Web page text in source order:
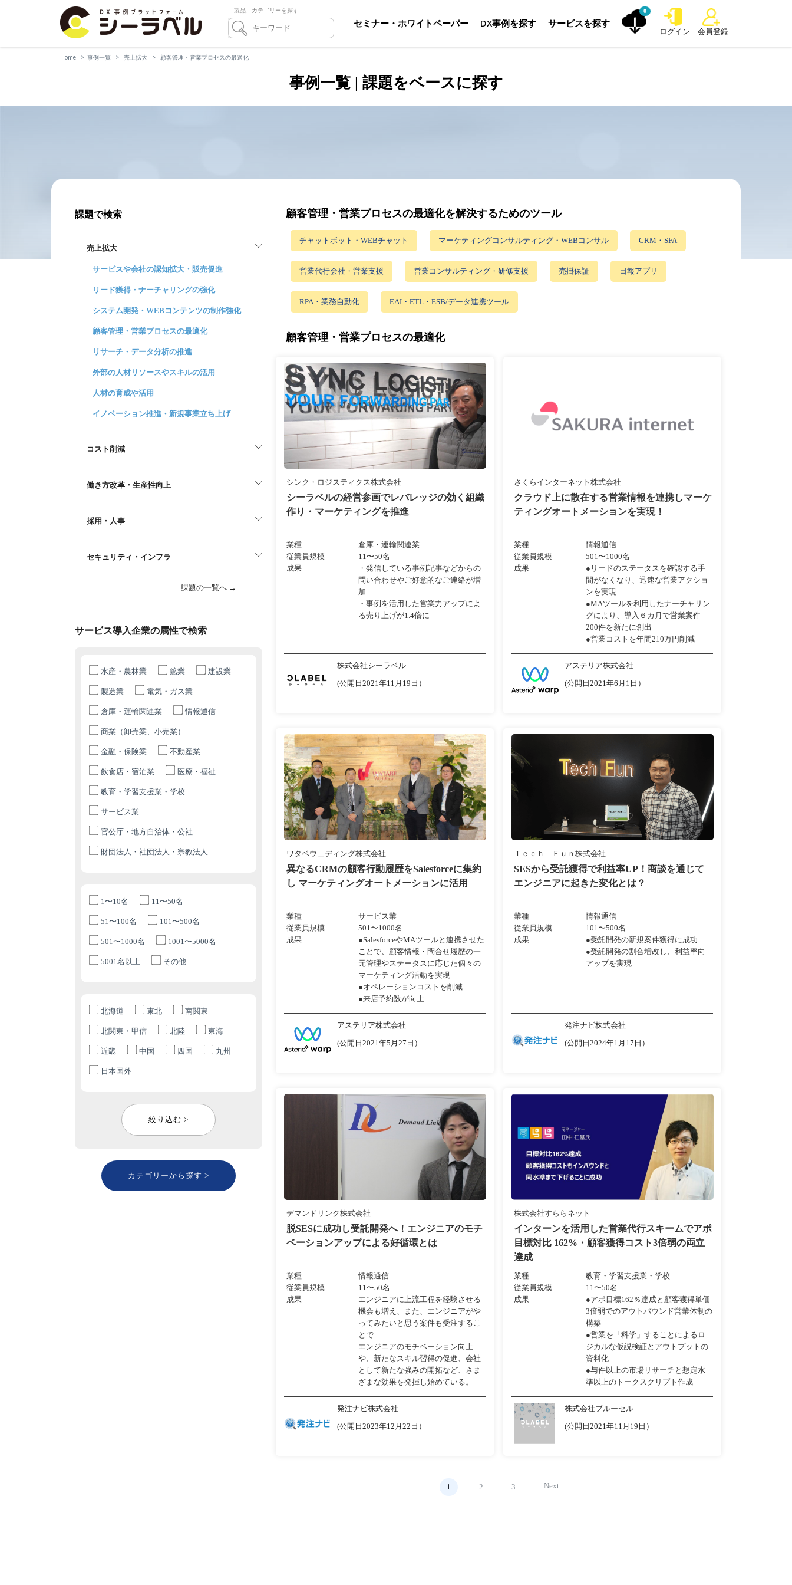
製品、カテゴリーを探す
セミナー・ホワイトペーパー DX事例を探す サービスを探す
0
ログイン 会員登録
Home 事例一覧 売上拡大 顧客管理・営業プロセスの最適化
事例一覧 | 課題をベースに探す
課題で検索
売上拡大
サービスや会社の認知拡大・販売促進
リード獲得・ナーチャリングの強化
システム開発・WEBコンテンツの制作強化
顧客管理・営業プロセスの最適化
リサーチ・データ分析の推進
外部の人材リソースやスキルの活用
人材の育成や活用
イノベーション推進・新規事業立ち上げ
コスト削減
働き方改革・生産性向上
採用・人事
セキュリティ・インフラ
課題の一覧へ →
サービス導入企業の属性で検索
水産・農林業 鉱業 建設業
製造業 電気・ガス業
倉庫・運輸関連業 情報通信
商業（卸売業、小売業）
金融・保険業 不動産業
飲食店・宿泊業 医療・福祉
教育・学習支援業・学校
サービス業
官公庁・地方自治体・公社
財団法人・社団法人・宗教法人
1〜10名 11〜50名
51〜100名 101〜500名
501〜1000名 1001〜5000名
5001名以上 その他
北海道 東北 南関東
北関東・甲信 北陸 東海
近畿 中国 四国 九州
日本国外
絞り込む >
カテゴリーから探す >
顧客管理・営業プロセスの最適化を解決するためのツール
チャットボット・WEBチャット マーケティングコンサルティング・WEBコンサル CRM・SFA
営業代行会社・営業支援 営業コンサルティング・研修支援 売掛保証 日報アプリ
RPA・業務自動化 EAI・ETL・ESB/データ連携ツール
顧客管理・営業プロセスの最適化
シンク・ロジスティクス株式会社
シーラベルの経営参画でレバレッジの効く組織
作り・マーケティングを推進
業種
倉庫・運輸関連業
従業員規模
11〜50名
成果
・発信している事例記事などからの
問い合わせやご好意的なご連絡が増
加
・事例を活用した営業力アップによ
る売り上げが1.4倍に
株式会社シーラベル
(公開日2021年11月19日）
さくらインターネット株式会社
クラウド上に散在する営業情報を連携しマーケ
ティングオートメーションを実現！
業種
情報通信
従業員規模
501〜1000名
成果
●リードのステータスを確認する手
間がなくなり、迅速な営業アクショ
ンを実現
●MAツールを利用したナーチャリン
グにより、導入６カ月で営業案件
200件を新たに創出
●営業コストを年間210万円削減
アステリア株式会社
(公開日2021年6月1日）
ワタベウェディング株式会社
異なるCRMの顧客行動履歴をSalesforceに集約
し マーケティングオートメーションに活用
業種
サービス業
従業員規模
501〜1000名
成果
●SalesforceやMAツールと連携させた
ことで、顧客情報・問合せ履歴の一
元管理やステータスに応じた個々の
マーケティング活動を実現
●オペレーションコストを削減
●来店予約数が向上
アステリア株式会社
(公開日2021年5月27日）
Ｔｅｃｈ Ｆｕｎ株式会社
SESから受託獲得で利益率UP！商談を通じて
エンジニアに起きた変化とは？
業種
情報通信
従業員規模
101〜500名
成果
●受託開発の新規案件獲得に成功
●受託開発の割合増改し、利益率向
アップを実現
発注ナビ株式会社
(公開日2024年1月17日）
デマンドリンク株式会社
脱SESに成功し受託開発へ！エンジニアのモチ
ベーションアップによる好循環とは
業種
情報通信
従業員規模
11〜50名
成果
エンジニアに上流工程を経験させる
機会も増え、また、エンジニアがや
ってみたいと思う案件も受注するこ
とで
エンジニアのモチベーション向上
や、新たなスキル習得の促進、会社
として新たな強みの開拓など、さま
ざまな効果を発揮し始めている。
発注ナビ株式会社
(公開日2023年12月22日）
株式会社すららネット
インターンを活用した営業代行スキームでアポ
目標対比 162%・顧客獲得コスト3倍弱の両立
達成
業種
教育・学習支援業・学校
従業員規模
11〜50名
成果
●アポ目標162％達成と顧客獲得単価
3倍弱でのアウトバウンド営業体制の
構築
●営業を「科学」することによるロ
ジカルな仮説検証とアウトプットの
資料化
●与件以上の市場リサーチと想定水
準以上のトークスクリプト作成
株式会社プルーセル
(公開日2021年11月19日）
1 2 3 Next